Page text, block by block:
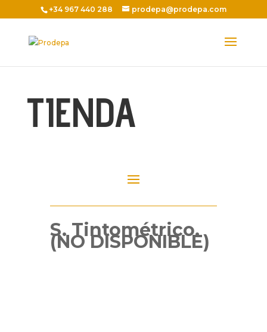
+34 967 440 288 prodepa@prodepa.com
TIENDA
S. Tintométrico.
(NO DISPONIBLE)